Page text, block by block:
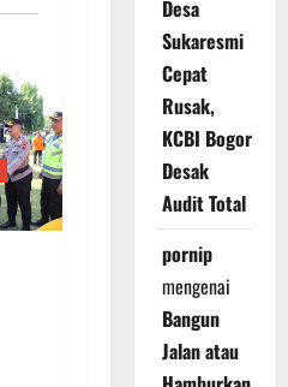
Desa
Sukaresmi
Cepat
Rusak,
KCBI Bogor
Desak
Audit Total
pornip
mengenai
Bangun
Jalan atau